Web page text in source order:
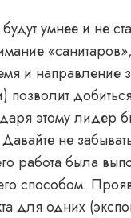
умнее и не
и направление
позволит
этому лидер
не
работа была
способом.
для одних